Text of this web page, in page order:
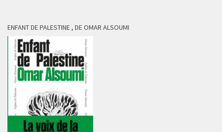
ENFANT DE PALESTINE , DE OMAR ALSOUMI